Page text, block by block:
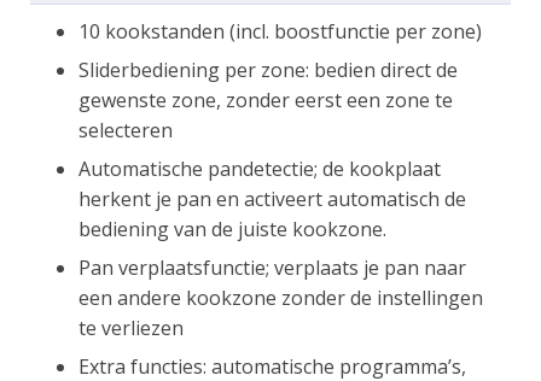
10 kookstanden (incl. boostfunctie per zone)
Sliderbediening per zone: bedien direct de
gewenste zone, zonder eerst een zone te
selecteren
Automatische pandetectie; de kookplaat
herkent je pan en activeert automatisch de
bediening van de juiste kookzone.
Pan verplaatsfunctie; verplaats je pan naar
een andere kookzone zonder de instellingen
te verliezen
Extra functies: automatische programma’s,